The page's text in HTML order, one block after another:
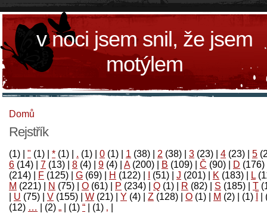
v noci jsem snil, že jsem
motýlem
Domů
Rejstřík
(1) " (1) * (1) . (1) 0 (1) 1 (38) 2 (38) 3 (23) 4 (23) 5
6 (14) 7 (13) 8 (4) 9 (4) A(200) B (109) Č (90) D (176)
(214)
F (125) G (69) H (122) (51) J (201) K (183) L
M (221) N (75) O (61) P (234) Q (1) R (82) S (185) T
U (75) V (155) W (21) Y (4) Z (128) Ο (1) М (2)
(1)
‚
(1)
“
(1)
„
(2)
…
(12)